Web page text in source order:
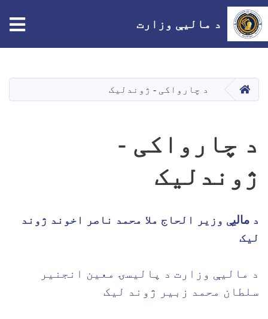
دانګل
د مالیې وزارت
HOME د چارواکی - ژوندلیک
د چارواکی -
ژوندلیک
د ماليې وزیر الحاج ملا محمد ناصر اخوند ژوند
لیک
د مالیې وزارت د پالیسۍ معین انجنیر
سلطان محمد زبیر ژوند لیک